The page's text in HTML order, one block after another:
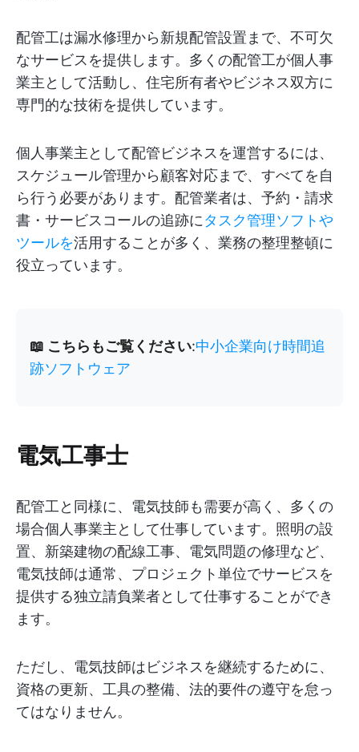
配管工は漏水修理から新規配管設置まで、不可欠
なサービスを提供します。多くの配管工が個人事
業主として活動し、住宅所有者やビジネス双方に
専門的な技術を提供しています。
個人事業主として配管ビジネスを運営するには、
スケジュール管理から顧客対応まで、すべてを自
ら行う必要があります。配管業者は、予約・請求
書・サービスコールの追跡にタスク管理ソフトや
ツールを活用することが多く、業務の整理整頓に
役立っています。
📖 こちらもご覧ください:中小企業向け時間追
跡ソフトウェア
電気工事士
配管工と同様に、電気技師も需要が高く、多くの
場合個人事業主として仕事しています。照明の設
置、新築建物の配線工事、電気問題の修理など、
電気技師は通常、プロジェクト単位でサービスを
提供する独立請負業者として仕事することができ
ます。
ただし、電気技師はビジネスを継続するために、
資格の更新、工具の整備、法的要件の遵守を怠っ
てはなりません。